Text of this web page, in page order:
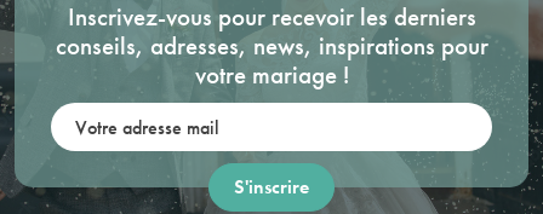
Inscrivez-vous pour recevoir les derniers
conseils, adresses, news, inspirations pour
votre mariage !